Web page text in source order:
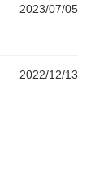
2023/07/05
2022/12/13